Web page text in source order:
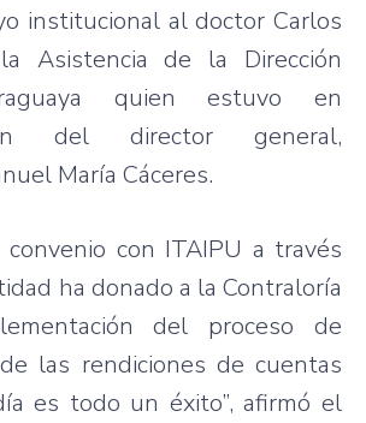
institucional al doctor Carlos
Asistencia de la Dirección
quien estuvo en
del director general,
María Cáceres.
convenio con ITAIPU a través
ha donado a la Contraloría
del proceso de
las rendiciones de cuentas
es todo un éxito”, afirmó el